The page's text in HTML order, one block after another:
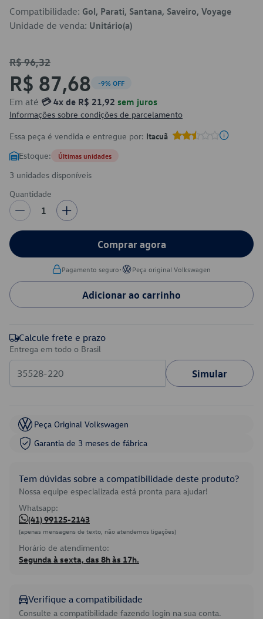
Compatibilidade: Gol, Parati, Santana, Saveiro, Voyage
Unidade de venda: Unitário(a)
R$ 96,32
R$ 87,68 -9% OFF
Em até 💳 4x de R$ 21,92 sem juros
Informações sobre condições de parcelamento
Essa peça é vendida e entregue por: Itacuã
Estoque: Últimas unidades
3 unidades disponíveis
Quantidade
1
Comprar agora
Pagamento seguro• Peça original Volkswagen
Adicionar ao carrinho
Calcule frete e prazo
Entrega em todo o Brasil
Simular
Peça Original Volkswagen
Garantia de 3 meses de fábrica
Tem dúvidas sobre a compatibilidade deste produto?
Nossa equipe especializada está pronta para ajudar!
Whatsapp:
(41) 99125-2143
(apenas mensagens de texto, não atendemos ligações)
Horário de atendimento:
Segunda à sexta, das 8h às 17h.
Verifique a compatibilidade
Consulte a compatibilidade fazendo login na sua conta.